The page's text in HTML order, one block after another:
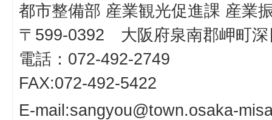
都市整備部 産業観光促進課 産業
〒599-0392 大阪府泉南郡岬町深
電話：072-492-2749
FAX:072-492-5422
E-mail:sangyou@town.osaka-